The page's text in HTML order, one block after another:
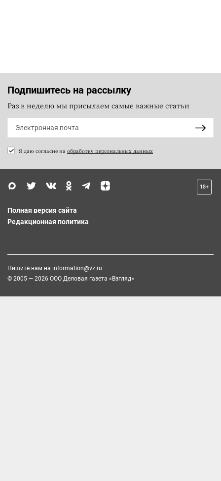
Подпишитесь на рассылку
Раз в неделю мы присылаем самые важные статьи
Я даю согласие на обработку персональных данных
18+
Полная версия сайта
Редакционная политика
Пишите нам на information@vz.ru
© 2005 — 2026 ООО Деловая газета «Взгляд»